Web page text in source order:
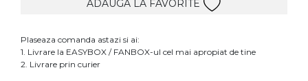
Accesorii
ADAUGA LA FAVORITE
Plaseaza comanda astazi si ai:
1. Livrare la EASYBOX / FANBOX-ul cel mai apropiat de tine
2. Livrare prin curier